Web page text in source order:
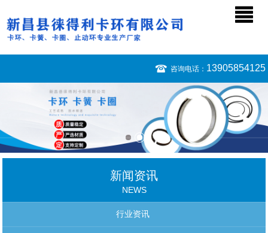
咨询电话： 13905854125
新闻资讯
NEWS
行业资讯